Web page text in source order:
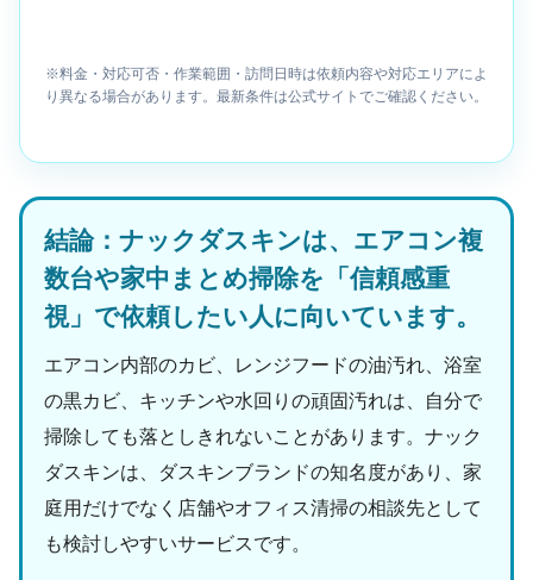
※料金・対応可否・作業範囲・訪問日時は依頼内容や対応エリアによ
り異なる場合があります。最新条件は公式サイトでご確認ください。
結論：ナックダスキンは、エアコン複
数台や家中まとめ掃除を「信頼感重
視」で依頼したい人に向いています。
エアコン内部のカビ、レンジフードの油汚れ、浴室
の黒カビ、キッチンや水回りの頑固汚れは、自分で
掃除しても落としきれないことがあります。ナック
ダスキンは、ダスキンブランドの知名度があり、家
庭用だけでなく店舗やオフィス清掃の相談先として
も検討しやすいサービスです。